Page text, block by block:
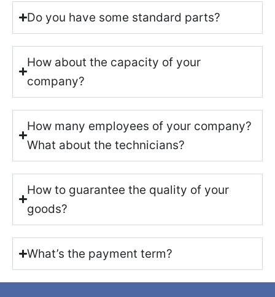
Do you have some standard parts?
How about the capacity of your
company?
How many employees of your company?
What about the technicians?
How to guarantee the quality of your
goods?
What’s the payment term?